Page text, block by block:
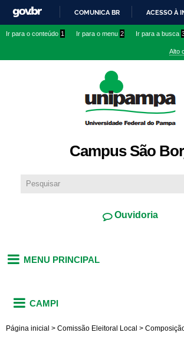
conteúdo
IR
O
COMUNICA BR ACESSO À
Ir para o conteúdo 1 Ir para o menu 2 Ir para a busca
Alto
Campus São
Ouvidoria
MENU PRINCIPAL
CAMPI
Página inicial > Comissão Eleitoral Local >